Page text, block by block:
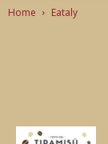
Home Eataly